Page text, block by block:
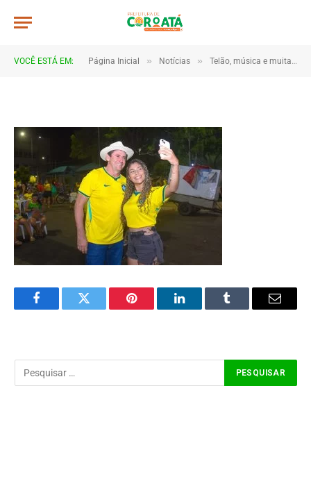
VOCÊ ESTÁ EM: Página Inicial » Notícias » Telão, música e muita torcida marcam estreia do Brasil em Coroatá
JWR_5081
FacebookTwitter Pinterest LinkedInTumblr Email